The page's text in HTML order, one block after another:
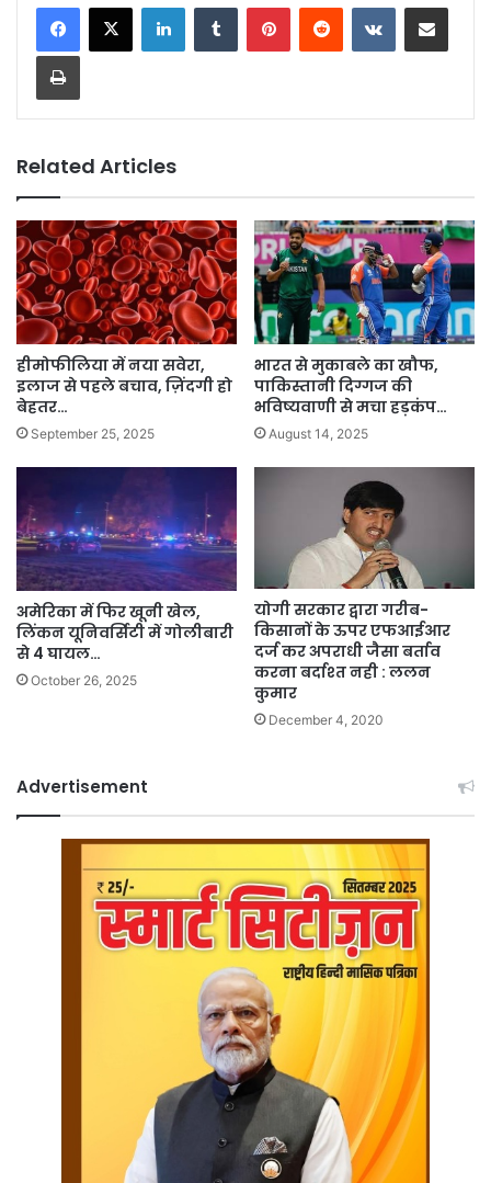
LinkedInTumblr PinterestReddit VKontakteShare via Email
Print
Related Articles
हीमोफीलिया में नया सवेरा,
इलाज से पहले बचाव, ज़िंदगी हो
बेहतर…
September 25, 2025
भारत से मुकाबले का खौफ,
पाकिस्तानी दिग्गज की
भविष्यवाणी से मचा हड़कंप…
August 14, 2025
अमेरिका में फिर खूनी खेल,
लिंकन यूनिवर्सिटी में गोलीबारी
से 4 घायल…
October 26, 2025
योगी सरकार द्वारा गरीब-
किसानों के ऊपर एफआईआर
दर्ज कर अपराधी जैसा बर्ताव
करना बर्दाश्त नही : ललन
कुमार
December 4, 2020
Advertisement